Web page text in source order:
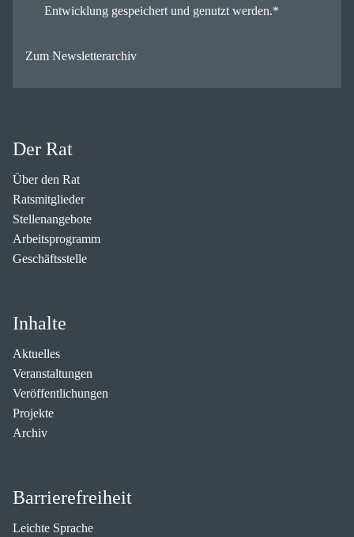
Entwicklung gespeichert und genutzt werden.*
Zum Newsletterarchiv
Der Rat
Über den Rat
Ratsmitglieder
Stellenangebote
Arbeitsprogramm
Geschäftsstelle
Inhalte
Aktuelles
Veranstaltungen
Veröffentlichungen
Projekte
Archiv
Barrierefreiheit
Leichte Sprache